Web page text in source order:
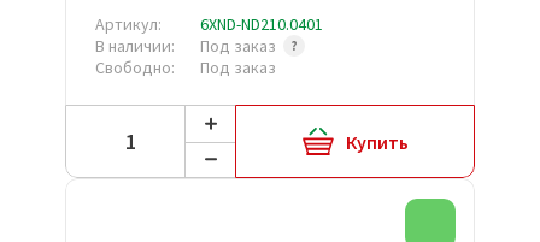
Артикул:
6XND-ND210.0401
В наличии:
Под заказ
Свободно:
Под заказ
Купить